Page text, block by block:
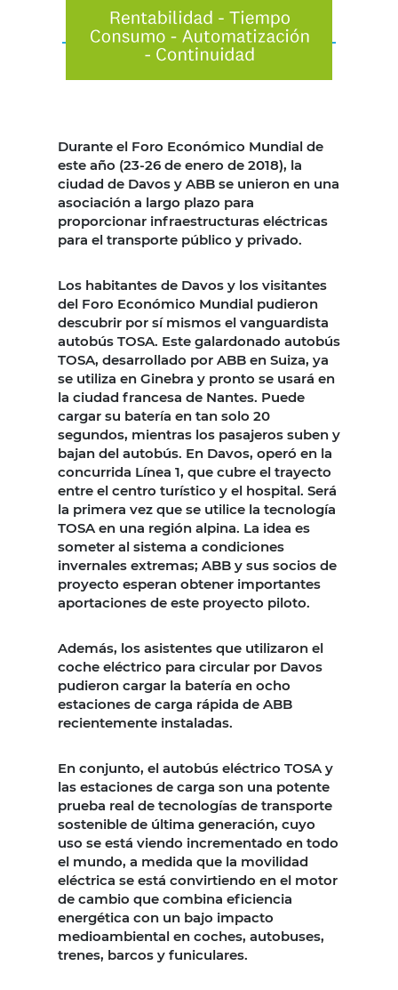
Durante el Foro Económico Mundial de
este año (23-26 de enero de 2018), la
ciudad de Davos y ABB se unieron en una
asociación a largo plazo para
proporcionar infraestructuras eléctricas
para el transporte público y privado.
Los habitantes de Davos y los visitantes
del Foro Económico Mundial pudieron
descubrir por sí mismos el vanguardista
autobús TOSA. Este galardonado autobús
TOSA, desarrollado por ABB en Suiza, ya
se utiliza en Ginebra y pronto se usará en
la ciudad francesa de Nantes. Puede
cargar su batería en tan solo 20
segundos, mientras los pasajeros suben y
bajan del autobús. En Davos, operó en la
concurrida Línea 1, que cubre el trayecto
entre el centro turístico y el hospital. Será
la primera vez que se utilice la tecnología
TOSA en una región alpina. La idea es
someter al sistema a condiciones
invernales extremas; ABB y sus socios de
proyecto esperan obtener importantes
aportaciones de este proyecto piloto.
Además, los asistentes que utilizaron el
coche eléctrico para circular por Davos
pudieron cargar la batería en ocho
estaciones de carga rápida de ABB
recientemente instaladas.
En conjunto, el autobús eléctrico TOSA y
las estaciones de carga son una potente
prueba real de tecnologías de transporte
sostenible de última generación, cuyo
uso se está viendo incrementado en todo
el mundo, a medida que la movilidad
eléctrica se está convirtiendo en el motor
de cambio que combina eficiencia
energética con un bajo impacto
medioambiental en coches, autobuses,
trenes, barcos y funiculares.